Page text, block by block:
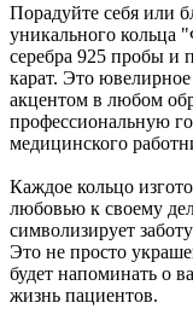
Порадуйте себя или
уникального кольца
серебра 925 пробы и
карат. Это
акцентом в любом
профессиональную
медицинского
Каждое кольцо
любовью к своему
символизирует
Это не просто
будет напоминать о
жизнь пациентов.